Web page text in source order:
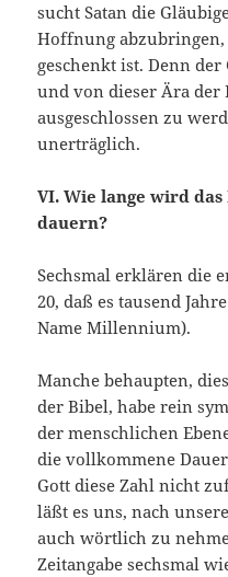
sucht Satan die
Hoffnung
geschenkt ist. Denn
und von dieser Ära
ausgeschlossen zu
unerträglich.
VI. Wie lange wird
dauern?
Sechsmal erklären die
20, daß es tausend
Name Millennium).
Manche behaupten,
der Bibel, habe rein
der menschlichen
die vollkommene
Gott diese Zahl nicht
läßt es uns, nach
auch wörtlich zu
Zeitangabe sechsmal